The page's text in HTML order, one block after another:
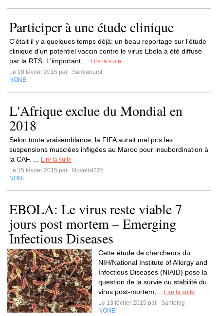
Participer à une étude clinique
C'était il y a quelques temps déjà: un beau reportage sur l'étude
clinique d'un potentiel vaccin contre le virus Ebola a été diffusé
par la RTS. L'important,...
Lire la suite
Le 20 février 2015 par
Samiahurst
NONE
L'Afrique exclue du Mondial en
2018
Selon toute vraisemblance, la FIFA aurait mal pris les
suspensions musclées infligées au Maroc pour insubordination à
la CAF. ...
Lire la suite
Le 15 février 2015 par
Novelist225
NONE
EBOLA: Le virus reste viable 7
jours post mortem – Emerging
Infectious Diseases
Cette étude de chercheurs du
NIH/National Institute of Allergy and
Infectious Diseases (NIAID) pose la
question de la survie ou stabilité du
virus post-mortem,...
Lire la suite
Le 13 février 2015 par
Santelog
NONE